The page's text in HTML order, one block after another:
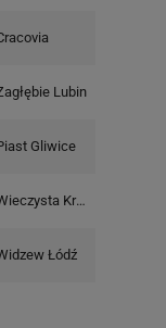
Lubin
Gliwice
Wieczysta Kraków
Łódź